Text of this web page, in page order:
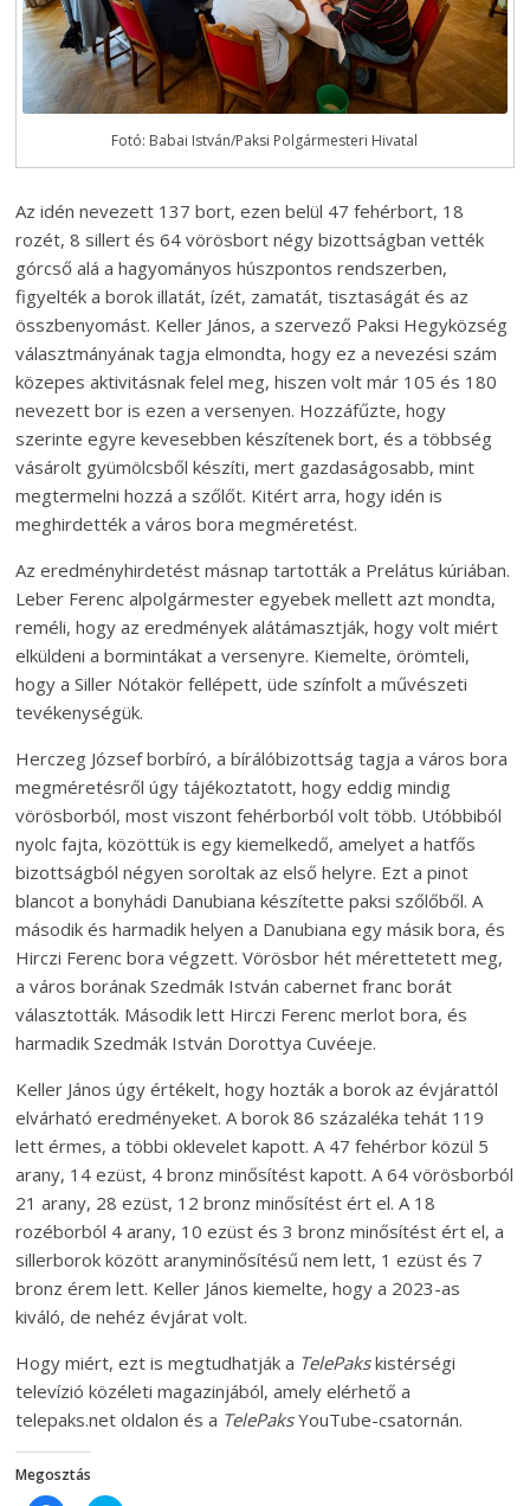
Fotó: Babai István/Paksi Polgármesteri Hivatal
Az idén nevezett 137 bort, ezen belül 47 fehérbort, 18
rozét, 8 sillert és 64 vörösbort négy bizottságban vették
górcső alá a hagyományos húszpontos rendszerben,
figyelték a borok illatát, ízét, zamatát, tisztaságát és az
összbenyomást. Keller János, a szervező Paksi Hegyközség
választmányának tagja elmondta, hogy ez a nevezési szám
közepes aktivitásnak felel meg, hiszen volt már 105 és 180
nevezett bor is ezen a versenyen. Hozzáfűzte, hogy
szerinte egyre kevesebben készítenek bort, és a többség
vásárolt gyümölcsből készíti, mert gazdaságosabb, mint
megtermelni hozzá a szőlőt. Kitért arra, hogy idén is
meghirdették a város bora megméretést.
Az eredményhirdetést másnap tartották a Prelátus kúriában.
Leber Ferenc alpolgármester egyebek mellett azt mondta,
reméli, hogy az eredmények alátámasztják, hogy volt miért
elküldeni a bormintákat a versenyre. Kiemelte, örömteli,
hogy a Siller Nótakör fellépett, üde színfolt a művészeti
tevékenységük.
Herczeg József borbíró, a bírálóbizottság tagja a város bora
megméretésről úgy tájékoztatott, hogy eddig mindig
vörösborból, most viszont fehérborból volt több. Utóbbiból
nyolc fajta, közöttük is egy kiemelkedő, amelyet a hatfős
bizottságból négyen soroltak az első helyre. Ezt a pinot
blancot a bonyhádi Danubiana készítette paksi szőlőből. A
második és harmadik helyen a Danubiana egy másik bora, és
Hirczi Ferenc bora végzett. Vörösbor hét mérettetett meg,
a város borának Szedmák István cabernet franc borát
választották. Második lett Hirczi Ferenc merlot bora, és
harmadik Szedmák István Dorottya Cuvéeje.
Keller János úgy értékelt, hogy hozták a borok az évjárattól
elvárható eredményeket. A borok 86 százaléka tehát 119
lett érmes, a többi oklevelet kapott. A 47 fehérbor közül 5
arany, 14 ezüst, 4 bronz minősítést kapott. A 64 vörösborból
21 arany, 28 ezüst, 12 bronz minősítést ért el. A 18
rozéborból 4 arany, 10 ezüst és 3 bronz minősítést ért el, a
sillerborok között aranyminősítésű nem lett, 1 ezüst és 7
bronz érem lett. Keller János kiemelte, hogy a 2023-as
kiváló, de nehéz évjárat volt.
Hogy miért, ezt is megtudhatják a TelePakskistérségi
televízió közéleti magazinjából, amely elérhető a
telepaks.net oldalon és a TelePaksYouTube-csatornán.
Megosztás